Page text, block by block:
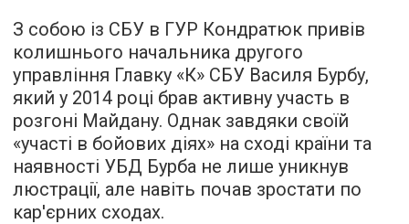
З собою із СБУ в ГУР Кондратюк привів
колишнього начальника другого
управління Главку «К» СБУ Василя Бурбу,
який у 2014 році брав активну участь в
розгоні Майдану. Однак завдяки своїй
«участі в бойових діях» на сході країни та
наявності УБД Бурба не лише уникнув
люстрації, але навіть почав зростати по
кар'єрних сходах.